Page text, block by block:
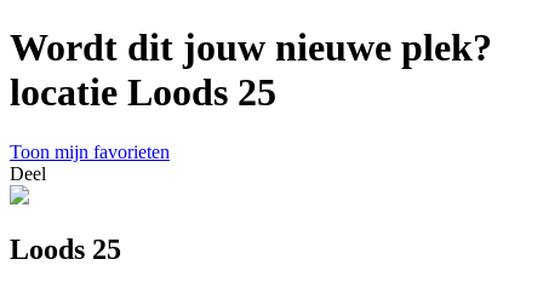
Wordt dit jouw nieuwe plek?
locatie Loods 25
Toon mijn favorieten
Deel
Loods 25